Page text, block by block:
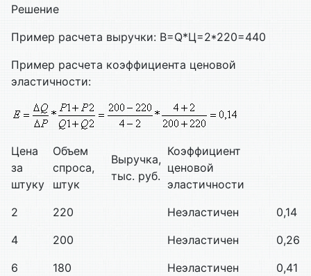
Решение
Пример расчета выручки: В=Q*Ц=2*220=440
Пример расчета коэффициента ценовой
эластичности:
Цена
за
штуку
Объем
спроса,
штук
Выручка,
тыс. руб.
Коэффициент
ценовой
эластичности
2
220 Неэластичен
0,14
4
200 Неэластичен
0,26
6
180 Неэластичен
0,41